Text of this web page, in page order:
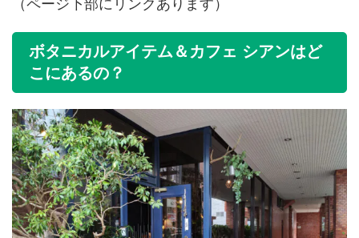
ボタニカルアイテム＆カフェ シアンはど
こにあるの？